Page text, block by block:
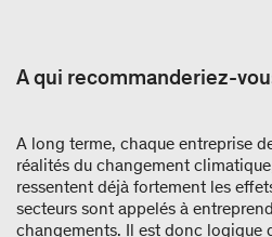
A qui recommanderiez-
A long terme, chaque entreprise
réalités du changement
ressentent déjà fortement les
secteurs sont appelés à
changements. Il est donc logique